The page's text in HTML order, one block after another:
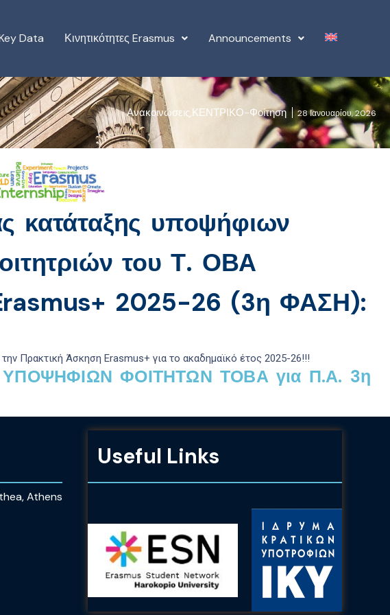
Data Κινητικότητες Erasmus Announcements
Ανακοινώσεις,ΚΕΝΤΡΙΚΟ-Φοίτηση 28 Ιανουαρίου, 2026
κατάταξης υποψήφιων
του Τ. ΟΒΑ
2025-26 (3η ΦΑΣΗ):
την Πρακτική Άσκηση Erasmus+ για το ακαδημαϊκό έτος 2025-26!!!
ΥΠΟΨΗΦΙΩΝ ΦΟΙΤΗΤΩΝ ΤΟΒΑ για Π.Α. 3η
Athens
Useful Links